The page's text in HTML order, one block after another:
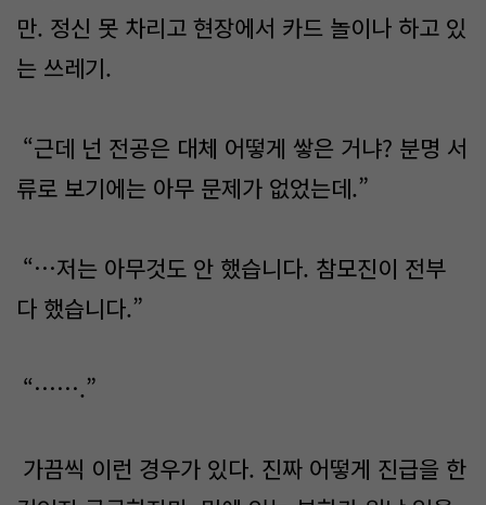
만. 정신 못 차리고 현장에서 카드 놀이나 하고 있
는 쓰레기.
“근데 넌 전공은 대체 어떻게 쌓은 거냐? 분명 서
류로 보기에는 아무 문제가 없었는데.”
“…저는 아무것도 안 했습니다. 참모진이 전부
다 했습니다.”
“…….”
가끔씩 이런 경우가 있다. 진짜 어떻게 진급을 한